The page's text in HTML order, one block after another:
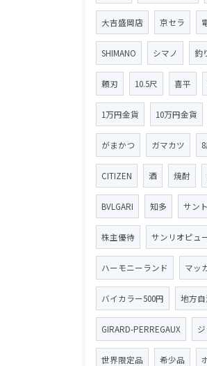
大吉盛岡店 京セラ
SHIMANO シマノ 釣
頼刃 10.5尺 喜平
1万円金貨 10万円金貨
がまかつ ガマカツ
CITIZEN 酒 焼酎
BVLGARI 知多 サン
株主優待 サンリオピュ
ハーモニーランド マッ
バイカラー500円 地方
GIRARD-PERREGAUX
世界限定品 希少品